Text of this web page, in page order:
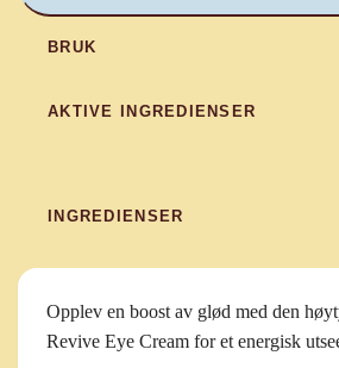
BRUK
AKTIVE INGREDIENSER
INGREDIENSER
Opplev en boost av glød med den
Revive Eye Cream for et energisk